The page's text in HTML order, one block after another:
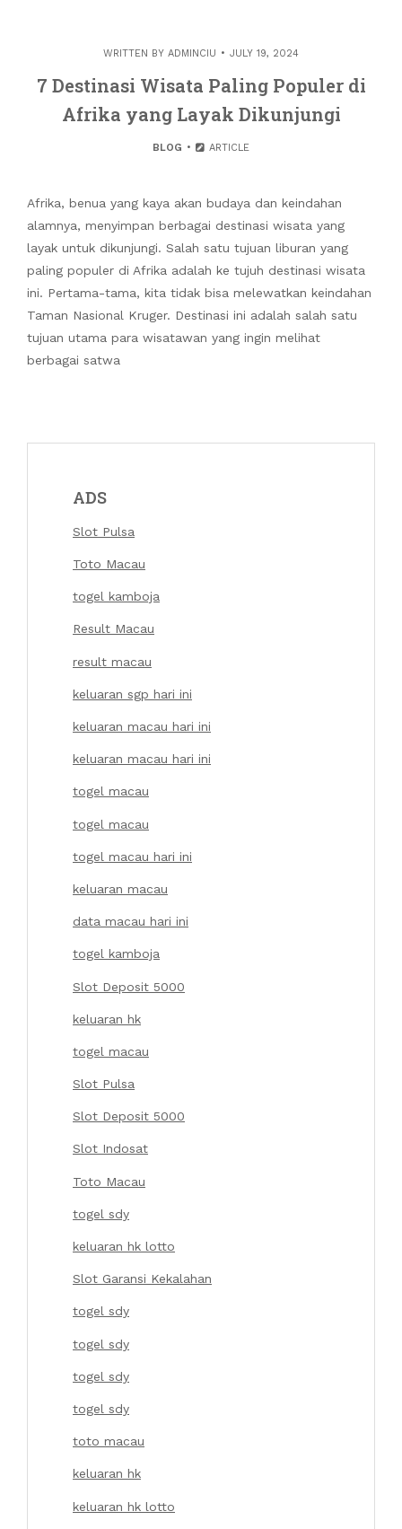
WRITTEN BY ADMINCIU JULY 19, 2024
7 Destinasi Wisata Paling Populer di
Afrika yang Layak Dikunjungi
BLOG ARTICLE
Afrika, benua yang kaya akan budaya dan keindahan
alamnya, menyimpan berbagai destinasi wisata yang
layak untuk dikunjungi. Salah satu tujuan liburan yang
paling populer di Afrika adalah ke tujuh destinasi wisata
ini. Pertama-tama, kita tidak bisa melewatkan keindahan
Taman Nasional Kruger. Destinasi ini adalah salah satu
tujuan utama para wisatawan yang ingin melihat
berbagai satwa
ADS
Slot Pulsa
Toto Macau
togel kamboja
Result Macau
result macau
keluaran sgp hari ini
keluaran macau hari ini
keluaran macau hari ini
togel macau
togel macau
togel macau hari ini
keluaran macau
data macau hari ini
togel kamboja
Slot Deposit 5000
keluaran hk
togel macau
Slot Pulsa
Slot Deposit 5000
Slot Indosat
Toto Macau
togel sdy
keluaran hk lotto
Slot Garansi Kekalahan
togel sdy
togel sdy
togel sdy
togel sdy
toto macau
keluaran hk
keluaran hk lotto